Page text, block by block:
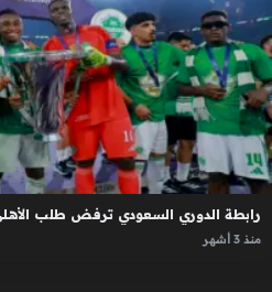
رابطة الدوري السعودي ترفض طلب
منذ 3 أشهر